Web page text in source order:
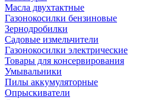
Масла двухтактные
Газонокосилки бензиновые
Зернодробилки
Садовые измельчители
Газонокосилки электрические
Товары для консервирования
Умывальники
Пилы аккумуляторные
Опрыскиватели